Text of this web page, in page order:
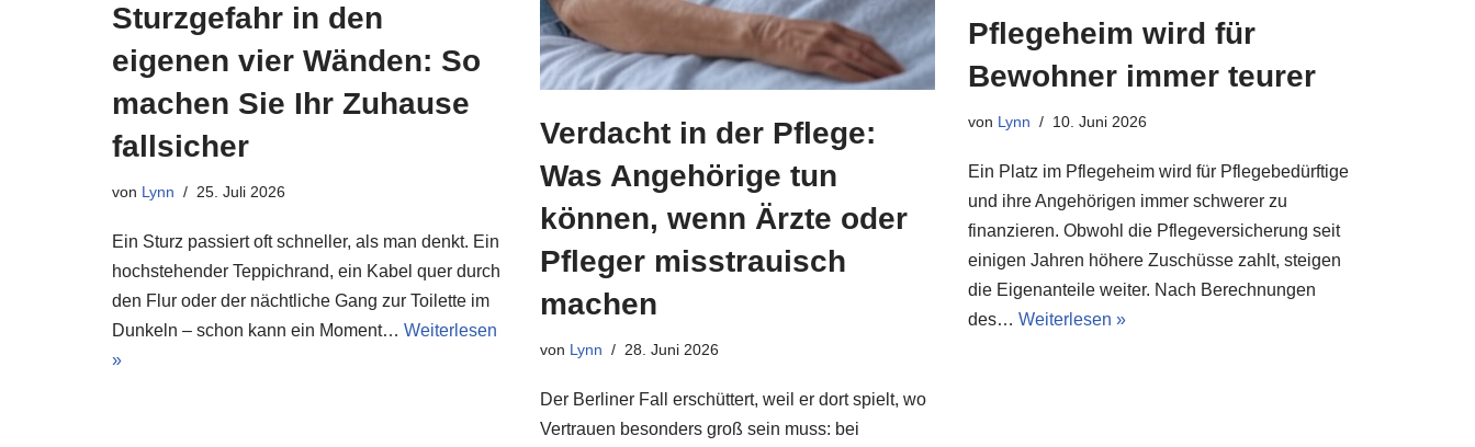
Sturzgefahr in den
eigenen vier Wänden: So
machen Sie Ihr Zuhause
fallsicher
von Lynn 25. Juli 2026
Ein Sturz passiert oft schneller, als man denkt. Ein
hochstehender Teppichrand, ein Kabel quer durch
den Flur oder der nächtliche Gang zur Toilette im
Dunkeln – schon kann ein Moment… Weiterlesen
»
Verdacht in der Pflege:
Was Angehörige tun
können, wenn Ärzte oder
Pfleger misstrauisch
machen
von Lynn 28. Juni 2026
Der Berliner Fall erschüttert, weil er dort spielt, wo
Vertrauen besonders groß sein muss: bei
Pflegeheim wird für
Bewohner immer teurer
von Lynn 10. Juni 2026
Ein Platz im Pflegeheim wird für Pflegebedürftige
und ihre Angehörigen immer schwerer zu
finanzieren. Obwohl die Pflegeversicherung seit
einigen Jahren höhere Zuschüsse zahlt, steigen
die Eigenanteile weiter. Nach Berechnungen
des… Weiterlesen »